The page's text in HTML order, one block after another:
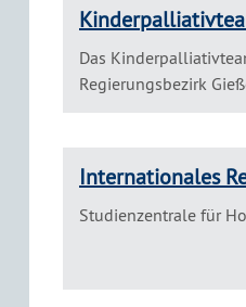
Das
Regierungsbezirk
Internationales
Studienzentrale für